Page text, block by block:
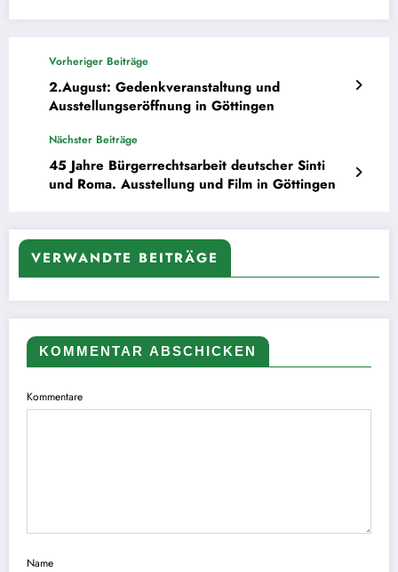
Vorheriger Beiträge
2.August: Gedenkveranstaltung und
Ausstellungseröffnung in Göttingen
Nächster Beiträge
45 Jahre Bürgerrechtsarbeit deutscher Sinti
und Roma. Ausstellung und Film in Göttingen
VERWANDTE BEITRÄGE
KOMMENTAR ABSCHICKEN
Kommentare
Name